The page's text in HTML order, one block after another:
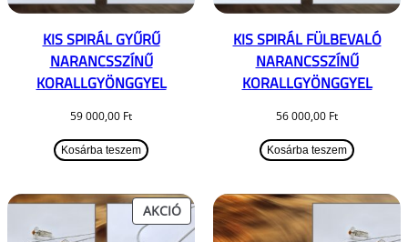
KIS SPIRÁL GYŰRŰ
NARANCSSZÍNŰ
KORALLGYÖNGGYEL
59 000,00 Ft
Kosárba teszem
KIS SPIRÁL FÜLBEVALÓ
NARANCSSZÍNŰ
KORALLGYÖNGGYEL
56 000,00 Ft
Kosárba teszem
AKCIÓAKCIÓS
TERMÉK